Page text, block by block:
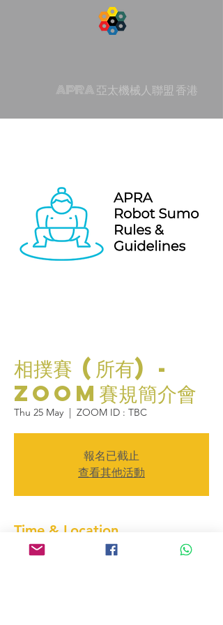
APRA 亞太機械人聯盟 香港
相撲賽 (所有) -
ZOOM賽規簡介會
Thu 25 May
  |
ZOOM ID : TBC
報名已截止
查看其他活動
Time & Location
25 May 2023, 16:15 – 16:45